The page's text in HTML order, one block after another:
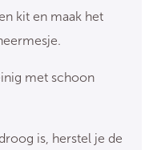
kit en maak het
met schoon
is, herstel je de